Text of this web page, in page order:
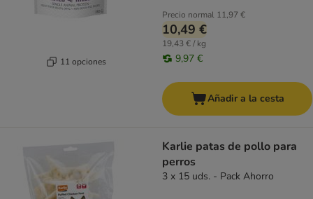
11 opciones
Precio normal 11,97 €
10,49 €
19,43 € / kg
9,97 €
Añadir a la cesta
Karlie patas de pollo para
perros
3 x 15 uds. - Pack Ahorro